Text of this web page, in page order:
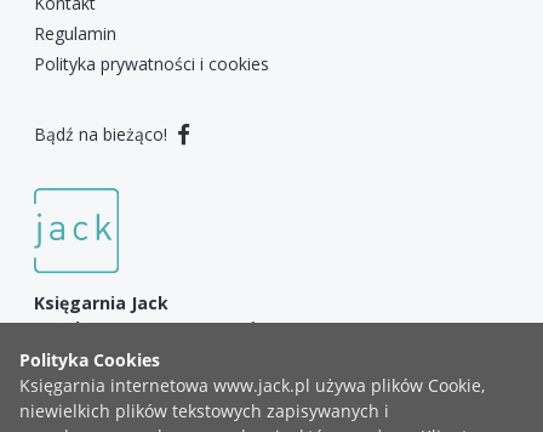
Regulamin
Polityka prywatności i cookies
Bądź na bieżąco!
Księgarnia Jack
3 Maja 49A, 43-450 Ustroń
+48 783 999 737
Chrześcijańska księgarnia internetowa - literatura, Biblie,
gadżety, muzyka i wiele więcej!